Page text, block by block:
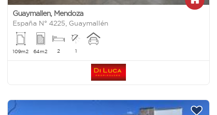
Guaymallen, Mendoza
España N° 4225, Guaymallén
109m2 64m2 2 1